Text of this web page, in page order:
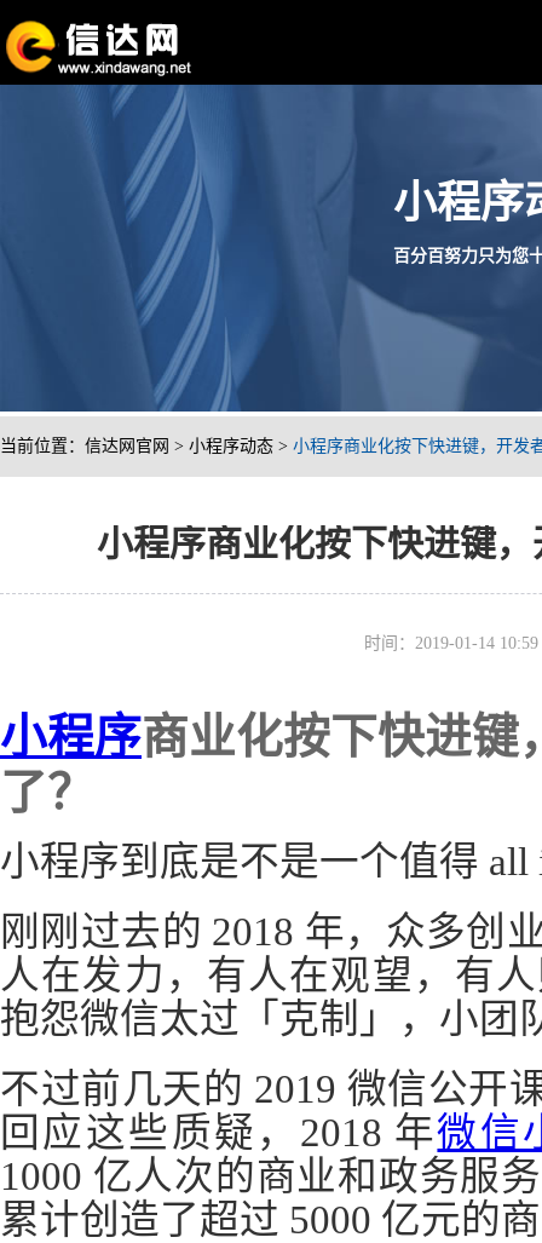
小程序
百分百努力只为您
当前位置： 信达网官网 > 小程序动态 > 小程序商业化按下快进键，开发
小程序商业化按下快进键
时间：2019-01-14
小程序商业化按下快进键
了？
小程序到底是不是一个值得 all
刚刚过去的 2018 年，众多创
人在发力，有人在观望，有
抱怨微信太过「克制」，小团
不过前几天的 2019 微信公开
回应这些质疑，2018 年微信
1000 亿人次的商业和政务服
累计创造了超过 5000 亿元的